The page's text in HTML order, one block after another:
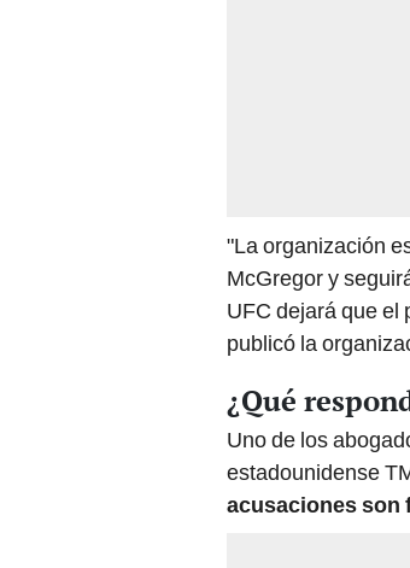
"La organización
McGregor y
UFC dejará que el
publicó la
¿Qué
Uno de los
estadounidense
acusaciones son